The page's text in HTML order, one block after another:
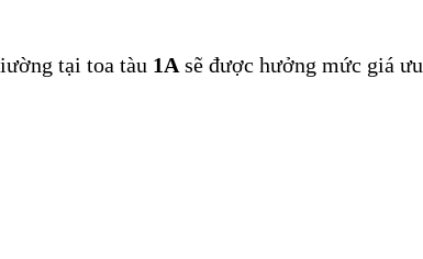
tại toa tàu 1A sẽ được hưởng mức giá ưu